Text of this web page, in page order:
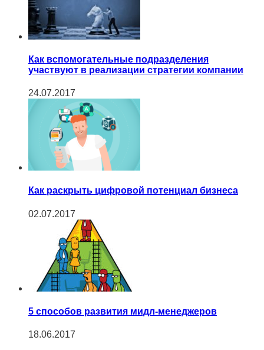
Как вспомогательные подразделения
участвуют в реализации стратегии компании
24.07.2017
Как раскрыть цифровой потенциал бизнеса
02.07.2017
5 способов развития мидл-менеджеров
18.06.2017